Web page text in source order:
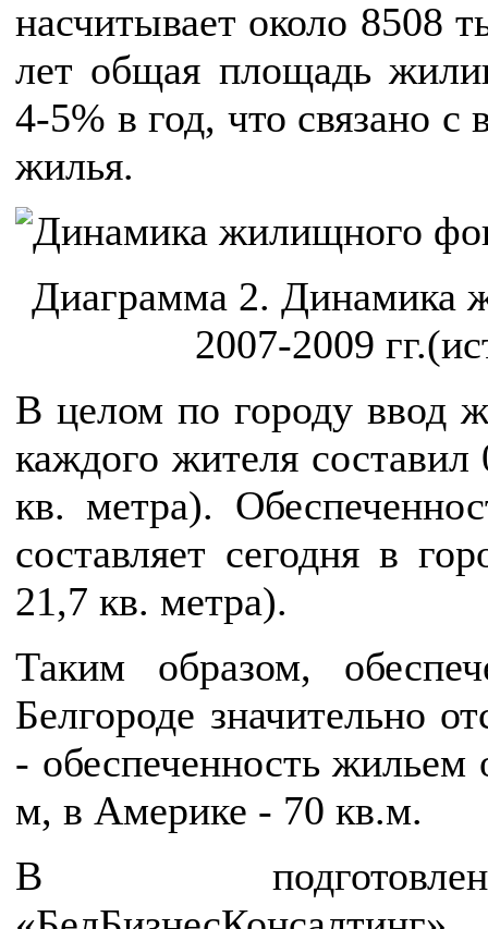
насчитывает около 8508
лет общая площадь
4-5% в год, что связано
жилья.
Диаграмма 2. Динамика
2007-2009
В целом по городу ввод
каждого жителя
кв. метра).
составляет сегодня в
21,7 кв. метра).
Таким образом,
Белгороде значительно
- обеспеченность
м, в Америке - 70 кв.м.
В